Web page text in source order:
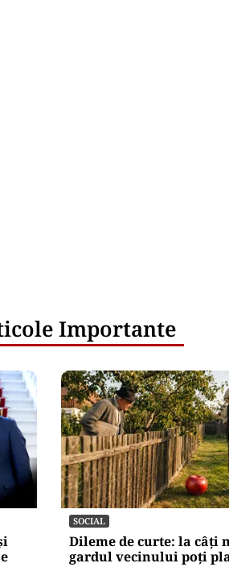
Importante
SOCIAL
Dileme de curte: la câți
gardul vecinului poți